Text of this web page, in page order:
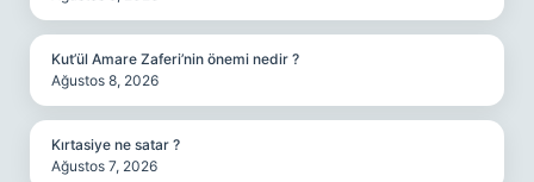
Kut’ül Amare Zaferi’nin önemi nedir ?
Ağustos 8, 2026
Kırtasiye ne satar ?
Ağustos 7, 2026